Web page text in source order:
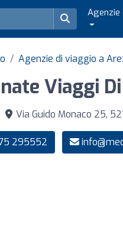
Agenzie
Agenzie di viaggio a
Viaggi
Via Guido Monaco 25,
295552